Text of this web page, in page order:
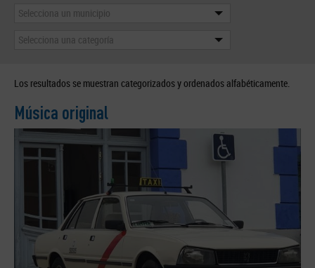
Selecciona un municipio
Selecciona una categoría
Los resultados se muestran categorizados y ordenados alfabéticamente.
Música original